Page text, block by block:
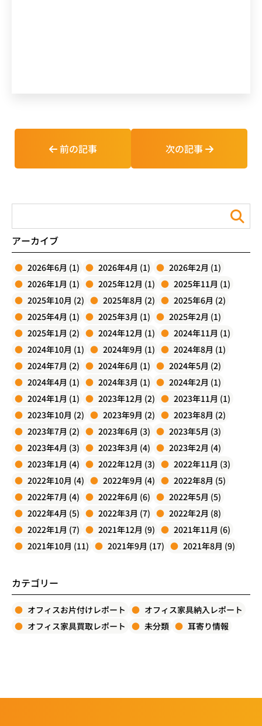
前の記事 次の記事
アーカイブ
2026年6月 (1) 2026年4月 (1)
2026年2月 (1)
2026年1月 (1)
2025年12月 (1)
2025年11月 (1)
2025年10月 (2)
2025年8月 (2)
2025年6月 (2)
2025年4月 (1)
2025年3月 (1)
2025年2月 (1)
2025年1月 (2)
2024年12月 (1)
2024年11月 (1)
2024年10月 (1)
2024年9月 (1)
2024年8月 (1)
2024年7月 (2)
2024年6月 (1)
2024年5月 (2)
2024年4月 (1)
2024年3月 (1)
2024年2月 (1)
2024年1月 (1)
2023年12月 (2)
2023年11月 (1)
2023年10月 (2)
2023年9月 (2)
2023年8月 (2)
2023年7月 (2)
2023年6月 (3)
2023年5月 (3)
2023年4月 (3)
2023年3月 (4)
2023年2月 (4)
2023年1月 (4)
2022年12月 (3)
2022年11月 (3)
2022年10月 (4)
2022年9月 (4)
2022年8月 (5)
2022年7月 (4)
2022年6月 (6)
2022年5月 (5)
2022年4月 (5)
2022年3月 (7)
2022年2月 (8)
2022年1月 (7)
2021年12月 (9)
2021年11月 (6)
2021年10月 (11)
2021年9月 (17) 2021年8月 (9)
カテゴリー
オフィスお片付けレポート
オフィス家具納入レポート
オフィス家具買取レポート
未分類 耳寄り情報